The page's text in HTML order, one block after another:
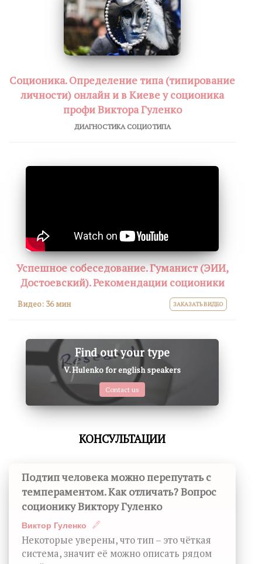
Соционика. Определение типа (типирование
личности) онлайн и в Киеве у соционика
профи Виктора Гуленко
ДИАГНОСТИКА СОЦИОТИПА
Успешное собеседование. Гуманист (ЭИИ,
Достоевский). Рекомендации соционики
ЗАКАЗАТЬ ВИДЕО
Видео: 36 мин
Find out your type
V. Hulenko for english speakers
Contact us
КОНСУЛЬТАЦИИ
Подтип человека можно перепутать с
темпераментом. Как отличать? Вопрос
соционику Виктору Гуленко
Виктор Гуленко
Некоторые уверены, что тип – это чёткая
система, значит её можно описать рядом